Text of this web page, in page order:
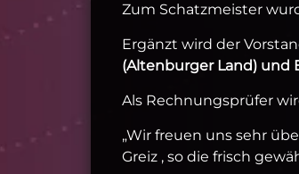
Zum Schatzmeister
Ergänzt wird der
(Altenburger Land) und
Als Rechnungsprüfer
„Wir freuen uns sehr
Greiz , so die frisch